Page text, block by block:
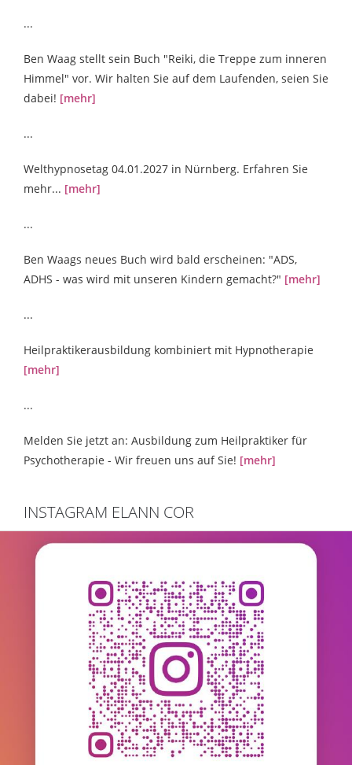
...
Ben Waag stellt sein Buch "Reiki, die Treppe zum inneren
Himmel" vor. Wir halten Sie auf dem Laufenden, seien Sie
dabei! [mehr]
...
Welthypnosetag 04.01.2027 in Nürnberg. Erfahren Sie
mehr... [mehr]
...
Ben Waags neues Buch wird bald erscheinen: "ADS,
ADHS - was wird mit unseren Kindern gemacht?" [mehr]
...
Heilpraktikerausbildung kombiniert mit Hypnotherapie
[mehr]
...
Melden Sie jetzt an: Ausbildung zum Heilpraktiker für
Psychotherapie - Wir freuen uns auf Sie! [mehr]
INSTAGRAM ELANN COR